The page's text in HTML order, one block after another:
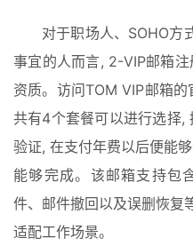
对于职场人、SOHO方
事宜的人而言, 2-VIP邮箱
资质。访问TOM VIP邮箱
共有4个套餐可以进行选择,
验证, 在支付年费以后便能
能够完成。该邮箱支持包
件、邮件撤回以及误删恢复
适配工作场景。